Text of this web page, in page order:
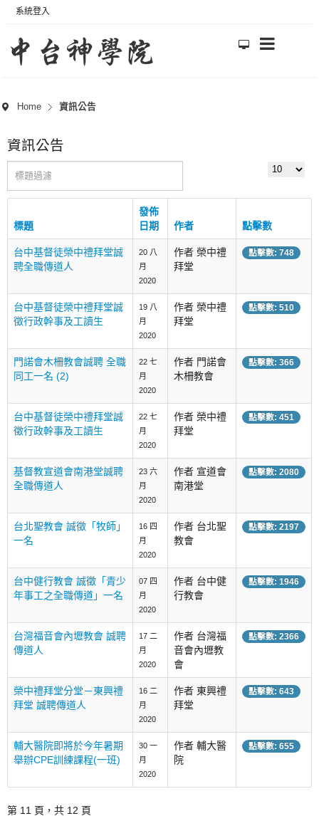
系統登入
Home 資訊公告
資訊公告
顯示數目
標題
發佈
日期
作者 點擊數
台中基督徒榮中禮拜堂誠
聘全職傳道人
20 八
月
2020
作者 榮中禮
拜堂
點擊數: 748
台中基督徒榮中禮拜堂誠
徵行政幹事及工讀生
19 八
月
2020
作者 榮中禮
拜堂
點擊數: 510
門諾會木柵教會誠聘 全職
同工一名 (2)
22 七
月
2020
作者 門諾會
木柵教會
點擊數: 366
台中基督徒榮中禮拜堂誠
徵行政幹事及工讀生
22 七
月
2020
作者 榮中禮
拜堂
點擊數: 451
基督教宣道會南港堂誠聘
全職傳道人
23 六
月
2020
作者 宣道會
南港堂
點擊數: 2080
台北聖教會 誠徵「牧師」
一名
16 四
月
2020
作者 台北聖
教會
點擊數: 2197
台中健行教會 誠徵「青少
年事工之全職傳道」一名
07 四
月
2020
作者 台中健
行教會
點擊數: 1946
台灣福音會內壢教會 誠聘
傳道人
17 二
月
2020
作者 台灣福
音會內壢教
會
點擊數: 2366
榮中禮拜堂分堂－東興禮
拜堂 誠聘傳道人
16 二
月
2020
作者 東興禮
拜堂
點擊數: 643
輔大醫院即將於今年暑期
舉辦CPE訓練課程(一班)
30 一
月
2020
作者 輔大醫
院
點擊數: 655
第 11 頁，共 12 頁